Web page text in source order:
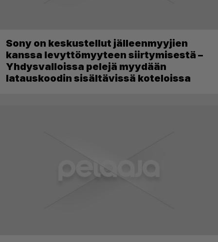
Sony on keskustellut jälleenmyyjien
kanssa levyttömyyteen siirtymisestä –
Yhdysvalloissa pelejä myydään
latauskoodin sisältävissä koteloissa